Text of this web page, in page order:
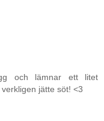
och lämnar ett litet
jätte söt! <3